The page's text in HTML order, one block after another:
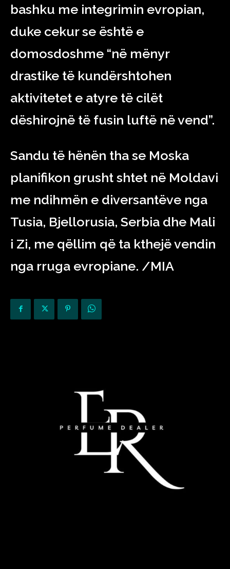
bashku me integrimin evropian,
duke cekur se është e
domosdoshme “në mënyr
drastike të kundërshtohen
aktivitetet e atyre të cilët
dëshirojnë të fusin luftë në vend”.
Sandu të hënën tha se Moska
planifikon grusht shtet në Moldavi
me ndihmën e diversantëve nga
Tusia, Bjellorusia, Serbia dhe Mali
i Zi, me qëllim që ta kthejë vendin
nga rruga evropiane. /MIA